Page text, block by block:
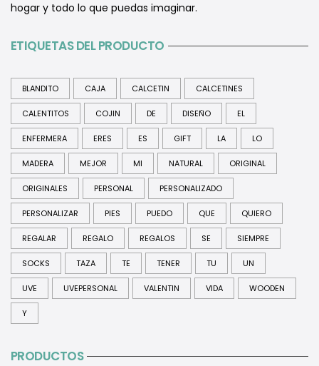
hogar y todo lo que puedas imaginar.
ETIQUETAS DEL PRODUCTO
BLANDITO CAJA CALCETIN CALCETINES
CALENTITOS COJIN DE DISEÑO EL
ENFERMERA ERES ES GIFT LA LO
MADERA MEJOR MI NATURAL ORIGINAL
ORIGINALES PERSONAL PERSONALIZADO
PERSONALIZAR PIES PUEDO QUE QUIERO
REGALAR REGALO REGALOS SE SIEMPRE
SOCKS TAZA TE TENER TU UN
UVE UVEPERSONAL VALENTIN VIDA WOODEN
Y
PRODUCTOS